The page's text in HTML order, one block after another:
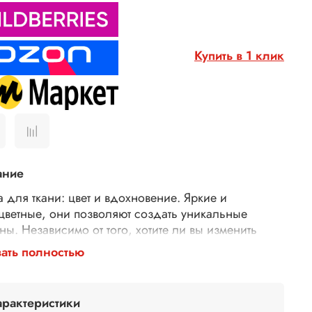
Купить в 1 клик
для ткани: цвет и вдохновение. Яркие и
они позволяют создать уникальные
Независимо от того, хотите ли вы изменить
футболку или добавить немного стиля в
эти акриловые краски идеально
материалами, обеспечивая долговечность и
полностью